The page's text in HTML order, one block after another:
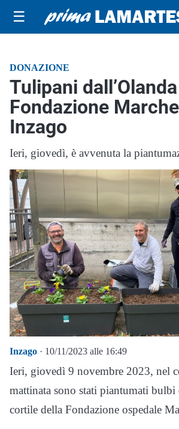
☰
DONAZIONE
Tulipani
Fondazione
Inzago
Ieri, giovedì, è avvenuta la
Inzago · 10/11/2023 alle 16:49
Ieri, giovedì 9 novembre 2023, nel
mattinata sono stati piantumati
cortile della Fondazione ospedale